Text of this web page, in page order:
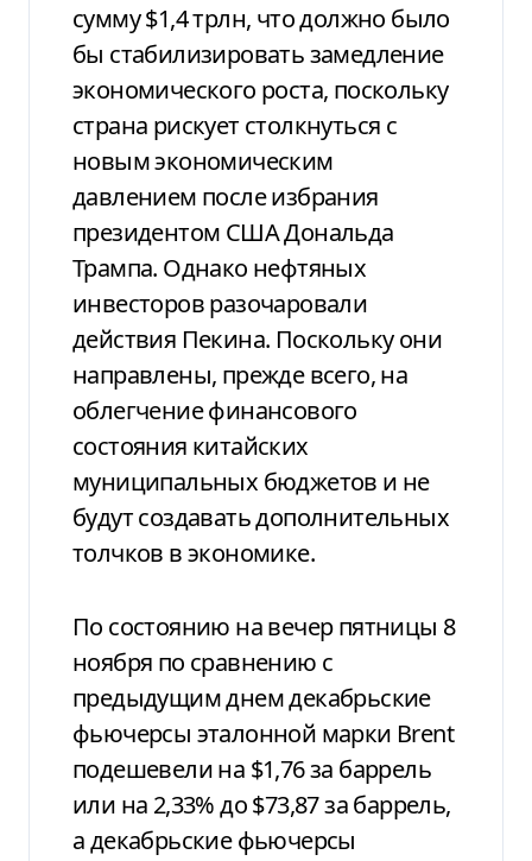
сумму $1,4 трлн, что должно было
бы стабилизировать замедление
экономического роста, поскольку
страна рискует столкнуться с
новым экономическим
давлением после избрания
президентом США Дональда
Трампа. Однако нефтяных
инвесторов разочаровали
действия Пекина. Поскольку они
направлены, прежде всего, на
облегчение финансового
состояния китайских
муниципальных бюджетов и не
будут создавать дополнительных
толчков в экономике.
По состоянию на вечер пятницы 8
ноября по сравнению с
предыдущим днем декабрьские
фьючерсы эталонной марки Brent
подешевели на $1,76 за баррель
или на 2,33% до $73,87 за баррель,
а декабрьские фьючерсы